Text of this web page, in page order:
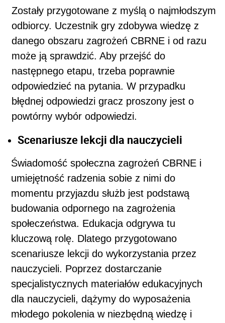
Zostały przygotowane z myślą o najmłodszym
odbiorcy. Uczestnik gry zdobywa wiedzę z
danego obszaru zagrożeń CBRNE i od razu
może ją sprawdzić. Aby przejść do
następnego etapu, trzeba poprawnie
odpowiedzieć na pytania. W przypadku
błędnej odpowiedzi gracz proszony jest o
powtórny wybór odpowiedzi.
Scenariusze lekcji dla nauczycieli
Świadomość społeczna zagrożeń CBRNE i
umiejętność radzenia sobie z nimi do
momentu przyjazdu służb jest podstawą
budowania odpornego na zagrożenia
społeczeństwa. Edukacja odgrywa tu
kluczową rolę. Dlatego przygotowano
scenariusze lekcji do wykorzystania przez
nauczycieli. Poprzez dostarczanie
specjalistycznych materiałów edukacyjnych
dla nauczycieli, dążymy do wyposażenia
młodego pokolenia w niezbędną wiedzę i